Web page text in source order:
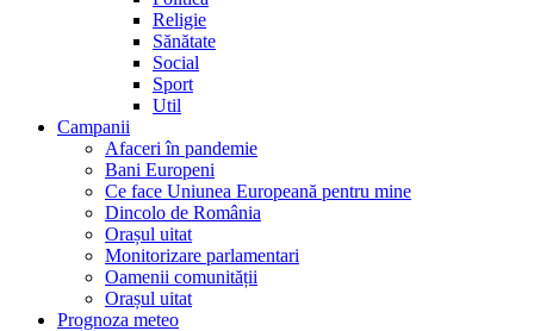
Religie
Sănătate
Social
Sport
Util
Campanii
Afaceri în pandemie
Bani Europeni
Ce face Uniunea Europeană pentru mine
Dincolo de România
Orașul uitat
Monitorizare parlamentari
Oamenii comunității
Orașul uitat
Prognoza meteo